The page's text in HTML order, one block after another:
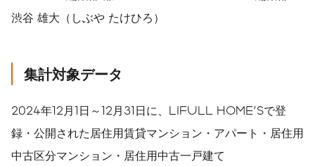
渋谷 雄大（しぶや たけひろ）
集計対象データ
2024年12月1日～12月31日に、LIFULL HOME'Sで登
録・公開された居住用賃貸マンション・アパート・居住用
中古区分マンション・居住用中古一戸建て